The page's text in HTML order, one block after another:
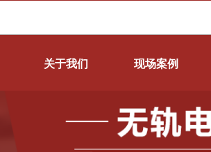
关于我们 现场案例